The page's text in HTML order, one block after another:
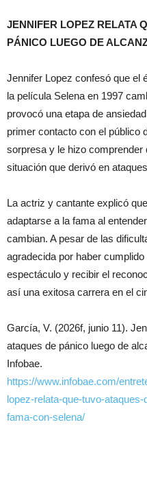
JENNIFER LOPEZ RELATA
PÁNICO LUEGO DE
Jennifer Lopez confesó que el
la película Selena en 1997
provocó una etapa de
primer contacto con el público
sorpresa y le hizo comprender
situación que derivó en
La actriz y cantante explicó
adaptarse a la fama al
cambian. A pesar de las
agradecida por haber
espectáculo y recibir el
así una exitosa carrera en el
García, V. (2026f, junio 11).
ataques de pánico luego de
Infobae.
https://www.infobae.com/
lopez-relata-que-tuvo-
fama-con-selena/